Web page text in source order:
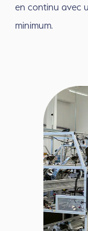
en continu avec
minimum.